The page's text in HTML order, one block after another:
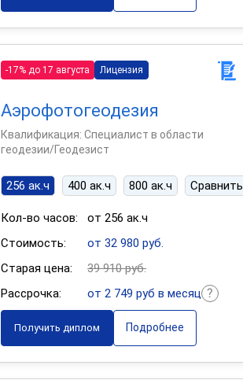
-17% до 17 августа Лицензия
Аэрофотогеодезия
Квалификация: Специалист в области
геодезии/Геодезист
256 ак.ч 400 ак.ч 800 ак.ч Сравнить
Кол-во часов:
от 256 ак.ч
Стоимость:
от 32 980 руб.
Старая цена:
39 910 руб.
Рассрочка:
от 2 749 руб в месяц
Получить диплом Подробнее